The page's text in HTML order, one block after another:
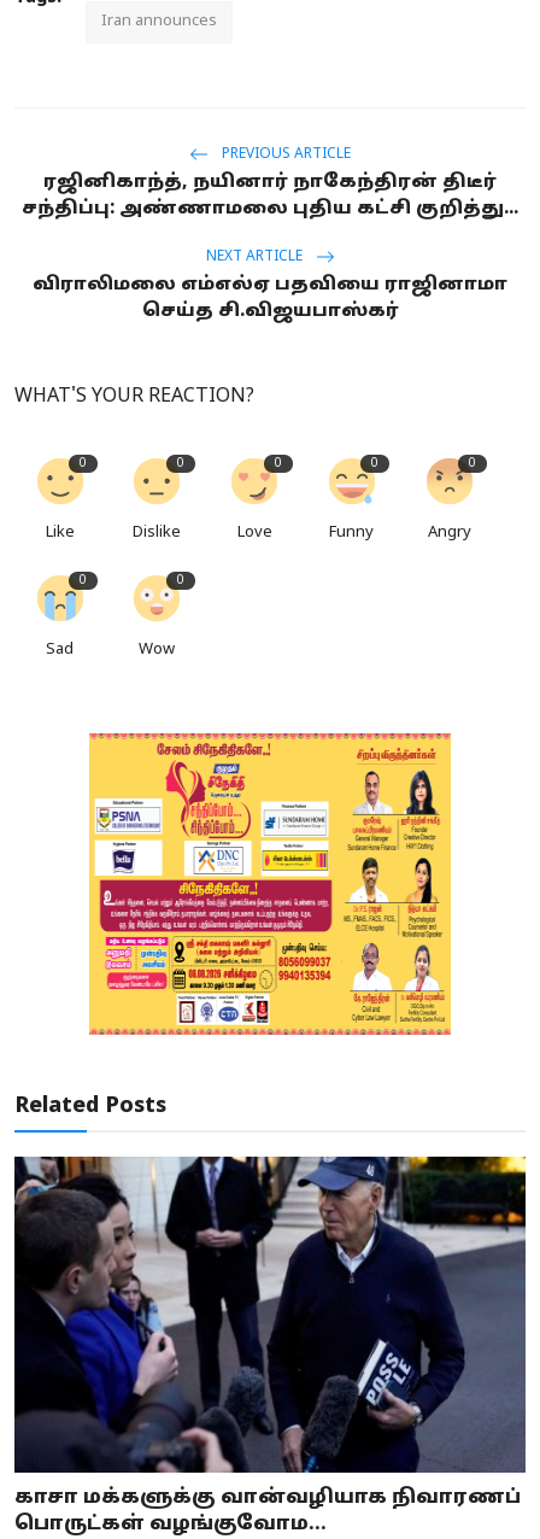
Iran announces
PREVIOUS ARTICLE
ரஜினிகாந்த், நயினார் நாகேந்திரன் திடீர்
சந்திப்பு: அண்ணாமலை புதிய கட்சி குறித்து...
NEXT ARTICLE
விராலிமலை எம்எல்ஏ பதவியை ராஜினாமா
செய்த சி.விஜயபாஸ்கர்
WHAT'S YOUR REACTION?
0
Like
0
Dislike
0
Love
0
Funny
0
Angry
0
Sad
0
Wow
Related Posts
காசா மக்களுக்கு வான்வழியாக நிவாரணப்
பொருட்கள் வழங்குவோம...